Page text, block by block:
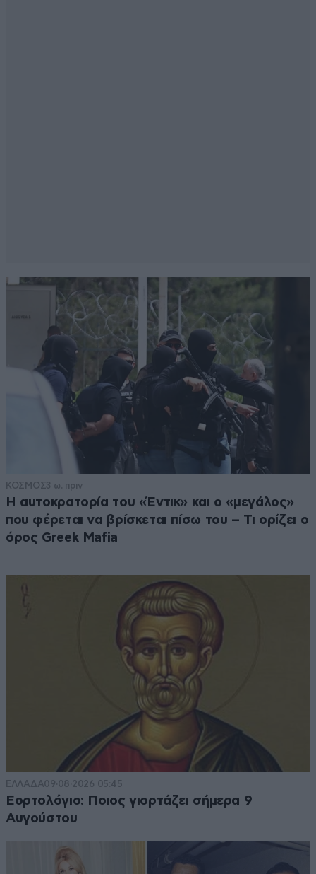
ΚΟΣΜΟΣ3 ω. πριν
Η αυτοκρατορία του «Έντικ» και ο «μεγάλος»
που φέρεται να βρίσκεται πίσω του – Τι ορίζει ο
όρος Greek Mafia
ΕΛΛΑΔΑ09·08·2026 05:45
Εορτολόγιο: Ποιος γιορτάζει σήμερα 9
Αυγούστου